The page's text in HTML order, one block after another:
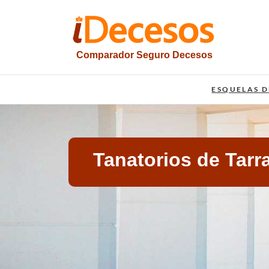
Comparador Seguro Decesos
iesquelas ESQUELAS
Tanatorios de